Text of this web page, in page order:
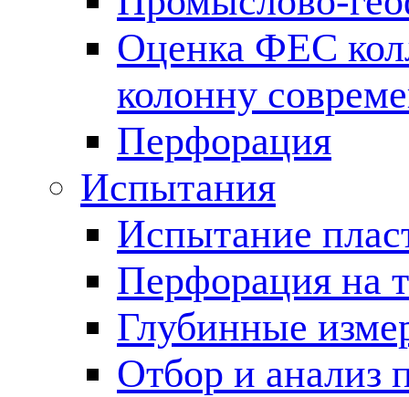
Оценка ФЕС
колонну
Перфорация
Испытания
Испытание
Перфорация на
Глубинные
Отбор и анализ